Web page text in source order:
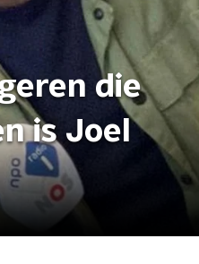
die
is Joel